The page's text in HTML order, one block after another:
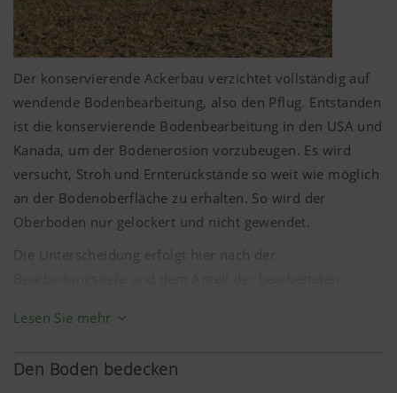
Der konservierende Ackerbau verzichtet vollständig auf
wendende Bodenbearbeitung, also den Pflug. Entstanden
ist die konservierende Bodenbearbeitung in den USA und
Kanada, um der Bodenerosion vorzubeugen. Es wird
versucht, Stroh und Ernterückstände so weit wie möglich
an der Bodenoberfläche zu erhalten. So wird der
Oberboden nur gelockert und nicht gewendet.
Die Unterscheidung erfolgt hier nach der
Streifenbearbeitung (Strip-Till) entwickelt, hier wird
Vorteile der Direktsaat und der konservierenden
Lesen Sie mehr
Den Boden bedecken